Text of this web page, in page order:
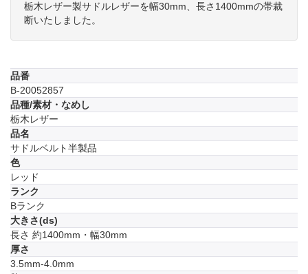
栃木レザー製サドルレザーを幅30mm、長さ1400mmの帯裁
断いたしました。
品番
B-20052857
品種/素材・なめし
栃木レザー
品名
サドルベルト半製品
色
レッド
ランク
Bランク
大きさ(ds)
長さ 約1400mm・幅30mm
厚さ
3.5mm-4.0mm